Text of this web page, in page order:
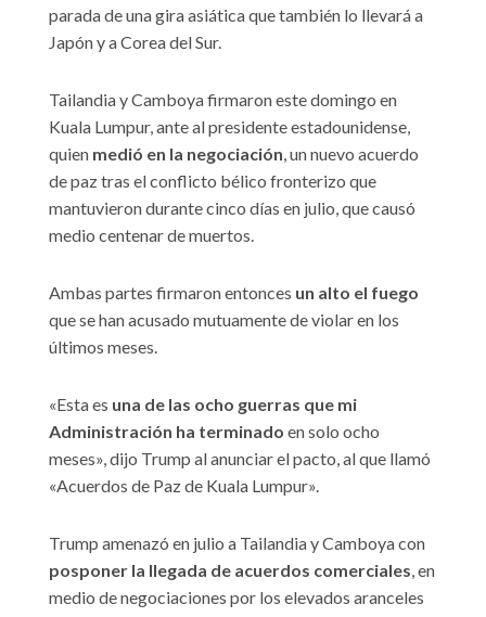
parada de una gira asiática que también lo llevará a
Japón y a Corea del Sur.
Tailandia y Camboya firmaron este domingo en
Kuala Lumpur, ante al presidente estadounidense,
quien medió en la negociación, un nuevo acuerdo
de paz tras el conflicto bélico fronterizo que
mantuvieron durante cinco días en julio, que causó
medio centenar de muertos.
Ambas partes firmaron entonces un alto el fuego
que se han acusado mutuamente de violar en los
últimos meses.
«Esta es una de las ocho guerras que mi
Administración ha terminado en solo ocho
meses», dijo Trump al anunciar el pacto, al que llamó
«Acuerdos de Paz de Kuala Lumpur».
Trump amenazó en julio a Tailandia y Camboya con
posponer la llegada de acuerdos comerciales, en
medio de negociaciones por los elevados aranceles